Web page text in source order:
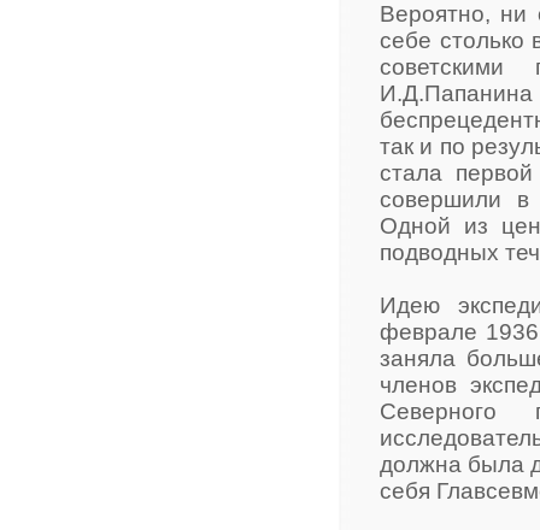
Вероятно, ни
себе столько
И.Д.Папанина
так и по
стала
совершили в
Одной из
подводных
Идею
феврале
заняла
членов
должна была
себя